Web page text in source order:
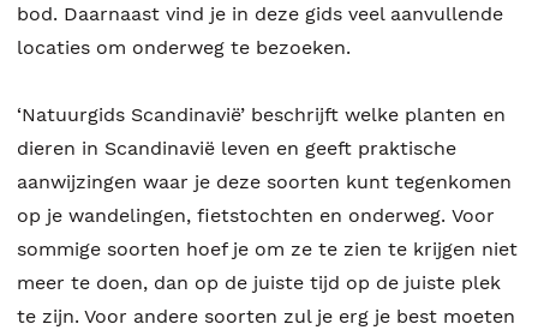
bod. Daarnaast vind je in deze gids veel aanvullende
locaties om onderweg te bezoeken.
‘Natuurgids Scandinavië’ beschrijft welke planten en
dieren in Scandinavië leven en geeft praktische
aanwijzingen waar je deze soorten kunt tegenkomen
op je wandelingen, fietstochten en onderweg. Voor
sommige soorten hoef je om ze te zien te krijgen niet
meer te doen, dan op de juiste tijd op de juiste plek
te zijn. Voor andere soorten zul je erg je best moeten